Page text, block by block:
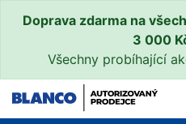
Doprava zdarma na
3 000
Všechny probíhající